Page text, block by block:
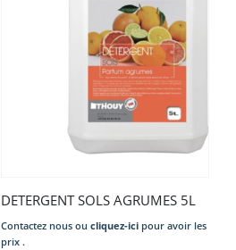
DETERGENT SOLS AGRUMES 5L
Contactez nous oucliquez-ici pour avoir les
prix .